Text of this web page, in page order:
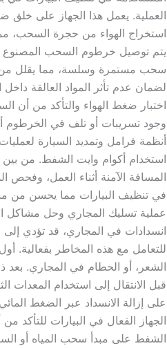
العملية. يعمل هذا الجهاز على خلق
استخراج الهواء من حجرة السحب،
يتم توصيل خرطوم السحب المصنوع
سحب مستمرة وسلسة، مما يقلل من
لضمان عدم تأثر المواد العالقة
اختبار ضغط الهواء والتأكد من
وجود تسريبات أو تلف في الخرطوم
أنظمة فرامل وتمديد السيارة
استخدام أكوام وايت الشفط. من بين
المسافة الآمنة أثناء العمل، وفحص
في تنظيف البيارات مما يحسن من
عملية تسليك المجاري وحل مشاكل
انسدادات في المجاري، قد تؤدي إلى
للتعامل مع هذه المخاطر بفعالية.
الشعر، أو الحطام في المجاري. بعد
قبل الانتقال إلى استخدام المعدات
على إزالة الانسداد عبر الضغط
الجهاز الفعال في البيارات
الشفط على مبدأ سحب المياه أو